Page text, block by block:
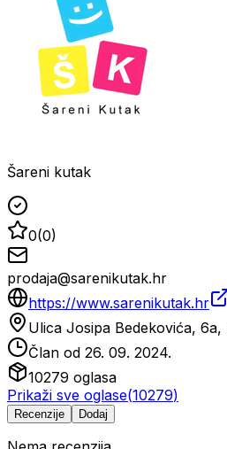
Šareni kutak
0(0)
prodaja@sarenikutak.hr
https://www.sarenikutak.hr
Ulica Josipa Bedekovića,
Član od 26. 09. 2024.
10279 oglasa
Prikaži sve oglase(10279)
Recenzije Dodaj